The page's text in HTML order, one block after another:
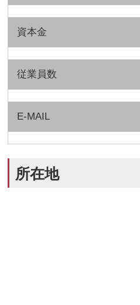
資本金
従業員数
E-MAIL
所在地